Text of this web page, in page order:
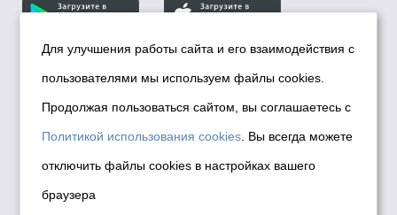
© Департамент информационной политики мэрии
города Новосибирска, 2026
Политика использования Cookies
Политика по обработке персональных
данных в информационных системах
мэрии города Новосибирска
Для улучшения работы сайта и его взаимодействия с
пользователями мы используем файлы cookies.
Продолжая пользоваться сайтом, вы соглашаетесь с
Политикой использования cookies . Вы всегда можете
отключить файлы cookies в настройках вашего
браузера